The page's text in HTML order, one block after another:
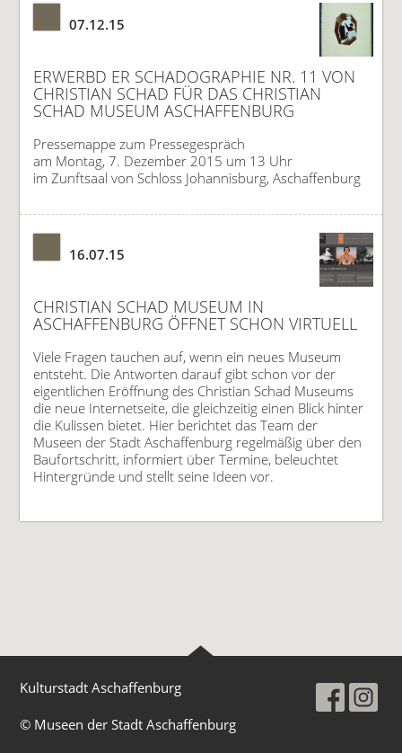
07.12.15
ERWERBD ER SCHADOGRAPHIE NR. 11 VON
CHRISTIAN SCHAD FÜR DAS CHRISTIAN
SCHAD MUSEUM ASCHAFFENBURG
Pressemappe zum Pressegespräch
am Montag, 7. Dezember 2015 um 13 Uhr
im Zunftsaal von Schloss Johannisburg, Aschaffenburg
16.07.15
CHRISTIAN SCHAD MUSEUM IN
ASCHAFFENBURG ÖFFNET SCHON VIRTUELL
Viele Fragen tauchen auf, wenn ein neues Museum
entsteht. Die Antworten darauf gibt schon vor der
eigentlichen Eröffnung des Christian Schad Museums
die neue Internetseite, die gleichzeitig einen Blick hinter
die Kulissen bietet. Hier berichtet das Team der
Museen der Stadt Aschaffenburg regelmäßig über den
Baufortschritt, informiert über Termine, beleuchtet
Hintergründe und stellt seine Ideen vor.
Kulturstadt Aschaffenburg
© Museen der Stadt Aschaffenburg